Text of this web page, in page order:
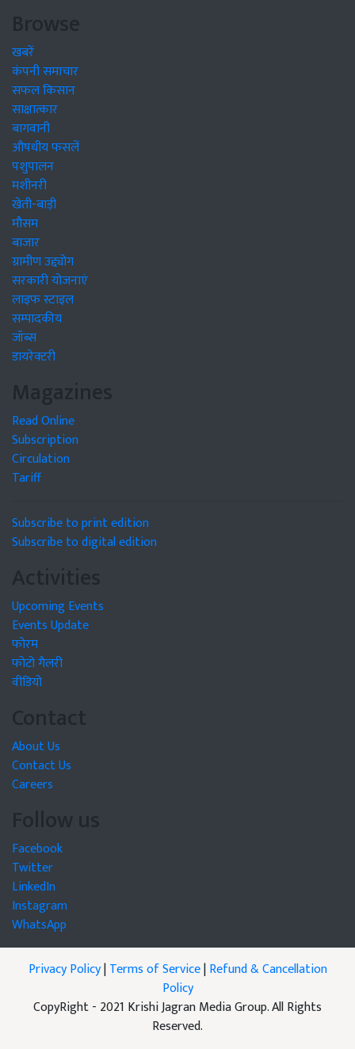
Browse
खबरें
कंपनी समाचार
सफल किसान
साक्षात्कार
बागवानी
औषधीय फसलें
पशुपालन
मशीनरी
खेती-बाड़ी
मौसम
बाजार
ग्रामीण उद्द्योग
सरकारी योजनाएं
लाइफ स्टाइल
सम्पादकीय
जॉब्स
डायरेक्टरी
Magazines
Read Online
Subscription
Circulation
Tariff
Subscribe to print edition
Subscribe to digital edition
Activities
Upcoming Events
Events Update
फोरम
फोटो गैलरी
वीडियो
Contact
About Us
Contact Us
Careers
Follow us
Facebook
Twitter
LinkedIn
Instagram
WhatsApp
Privacy Policy|Terms of Service|Refund & Cancellation
Policy
CopyRight - 2021 Krishi Jagran Media Group. All Rights
Reserved.